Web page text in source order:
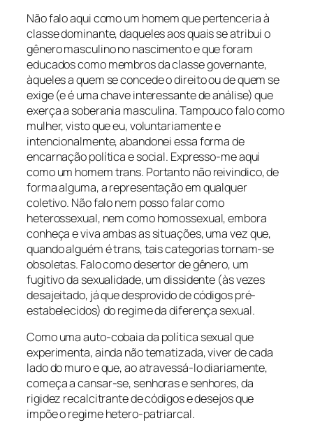
Não falo aqui como um homem que pertenceria à
classe dominante, daqueles aos quais se atribui o
gênero masculino no nascimento e que foram
educados como membros da classe governante,
àqueles a quem se concede o direito ou de quem se
exige (e é uma chave interessante de análise) que
exerça a soberania masculina. Tampouco falo como
mulher, visto que eu, voluntariamente e
intencionalmente, abandonei essa forma de
encarnação política e social. Expresso-me aqui
como um homem trans. Portanto não reivindico, de
forma alguma, a representação em qualquer
coletivo. Não falo nem posso falar como
heterossexual, nem como homossexual, embora
conheça e viva ambas as situações, uma vez que,
quando alguém é trans, tais categorias tornam-se
obsoletas. Falo como desertor de gênero, um
fugitivo da sexualidade, um dissidente (às vezes
desajeitado, já que desprovido de códigos pré-
estabelecidos) do regime da diferença sexual.
Como uma auto-cobaia da política sexual que
experimenta, ainda não tematizada, viver de cada
lado do muro e que, ao atravessá-lo diariamente,
começa a cansar-se, senhoras e senhores, da
rigidez recalcitrante de códigos e desejos que
impõe o regime hetero-patriarcal.